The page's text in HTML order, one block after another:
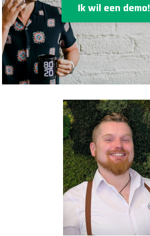
Ik wil een demo!